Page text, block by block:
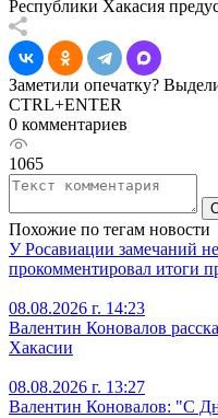
Республики Хакасия
Заметили опечатку?
CTRL+ENTER
0 комментариев
1065
Похожие по тегам новости
У Росавиации замечаний
прокомментировал итоги
08.08.2026 г. 14:23
Валентин Коновалов
Хакасии
08.08.2026 г. 13:27
Валентин Коновалов: "С